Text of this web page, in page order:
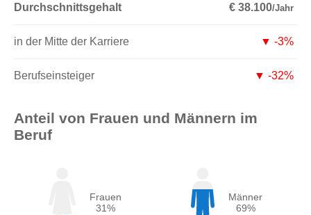
Durchschnittsgehalt € 38.100/Jahr
in der Mitte der Karriere ▼ -3%
Berufseinsteiger ▼ -32%
Anteil von Frauen und Männern im
Beruf
Frauen
31%
Männer
69%